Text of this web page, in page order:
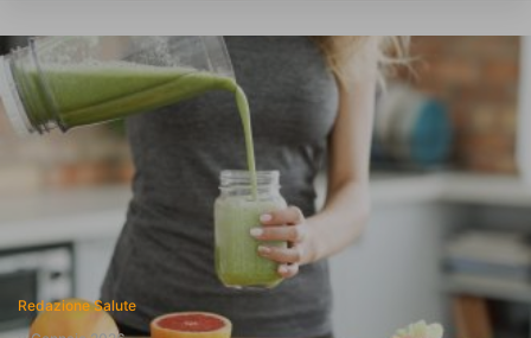
Redazione Salute